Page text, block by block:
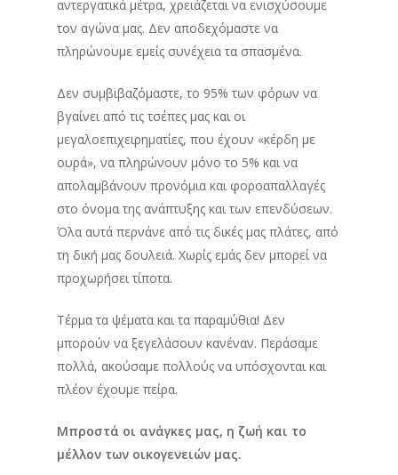
αντεργατικά μέτρα, χρειάζεται να ενισχύσουμε
τον αγώνα μας. Δεν αποδεχόμαστε να
πληρώνουμε εμείς συνέχεια τα σπασμένα.
Δεν συμβιβαζόμαστε, το 95% των φόρων να
βγαίνει από τις τσέπες μας και οι
μεγαλοεπιχειρηματίες, που έχουν «κέρδη με
ουρά», να πληρώνουν μόνο το 5% και να
απολαμβάνουν προνόμια και φοροαπαλλαγές
στο όνομα της ανάπτυξης και των επενδύσεων.
Όλα αυτά περνάνε από τις δικές μας πλάτες, από
τη δική μας δουλειά. Χωρίς εμάς δεν μπορεί να
προχωρήσει τίποτα.
Τέρμα τα ψέματα και τα παραμύθια! Δεν
μπορούν να ξεγελάσουν κανέναν. Περάσαμε
πολλά, ακούσαμε πολλούς να υπόσχονται και
πλέον έχουμε πείρα.
Μπροστά οι ανάγκες μας, η ζωή και το
μέλλον των οικογενειών μας.